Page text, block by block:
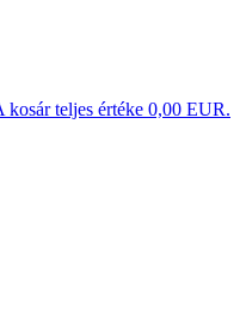
kosár teljes értéke 0,00 EUR.